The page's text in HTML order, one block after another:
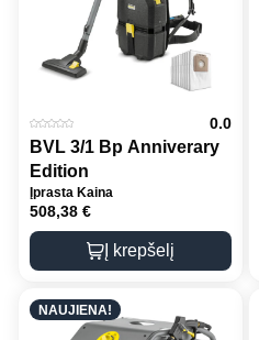
0.0
BVL 3/1 Bp Anniverary
Edition
Įprasta Kaina
508,38 €
Į krepšelį
NAUJIENA!